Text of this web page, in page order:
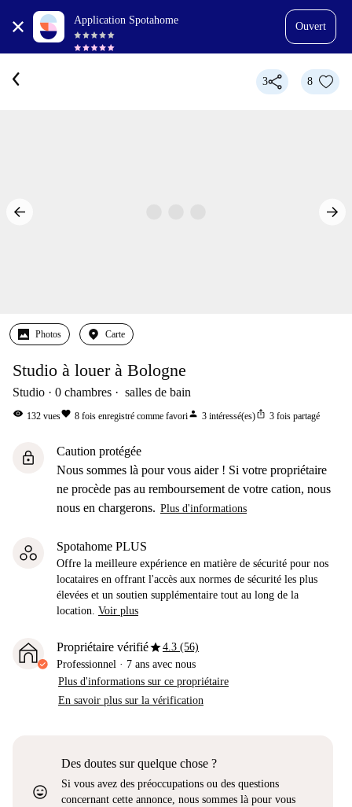
Application Spotahome
Ouvert
3 8
Photos Carte
Studio à louer à Bologne
Studio 0 chambres salles de bain
visibility 132 vuesfavorite 8 fois enregistré comme favoriperson 3 intéressé(es)ios_share 3 fois partagé
lock
Caution protégée
Nous sommes là pour vous aider ! Si votre propriétaire
ne procède pas au remboursement de votre cation, nous
nous en chargerons. Plus d'informations
Spotahome PLUS
Offre la meilleure expérience en matière de sécurité pour nos
locataires en offrant l'accès aux normes de sécurité les plus
élevées et un soutien supplémentaire tout au long de la
location. Voir plus
Propriétaire vérifiéstar4.3 (56)
Professionnel · 7 ans avec nous
Plus d'informations sur ce propriétaire
En savoir plus sur la vérification
sentiment_very_satisfied
Des doutes sur quelque chose ?
Si vous avez des préoccupations ou des questions
concernant cette annonce, nous sommes là pour vous